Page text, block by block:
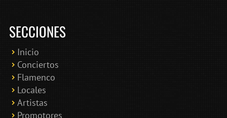
SECCIONES
Inicio
Conciertos
Flamenco
Locales
Artistas
Promotores